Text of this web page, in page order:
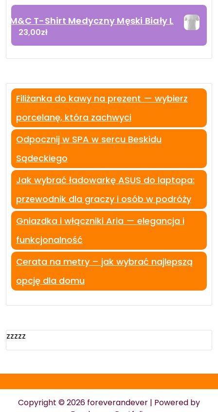
M&C T-Shirt Medyczny Męski Biały L
23,00zł
Filiżanka do kawy na prezent — wybierz
porcelanę, która zachwyci
Odpocznij w SPA w sercu Beskidu
Sądeckiego
Jak wybrać ładowarkę ASUS do laptopa:
przewodnik dla graczy i osób w podróży
Gniazdka i włączniki Aria — elegancja i
funkcjonalność
Cerata na metry – jak wybrać najlepszą
opcję dla domu
zzzzz
Copyright © 2026 foreverandever | Powered by